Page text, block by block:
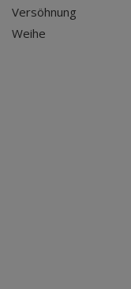
Versöhnung
Weihe